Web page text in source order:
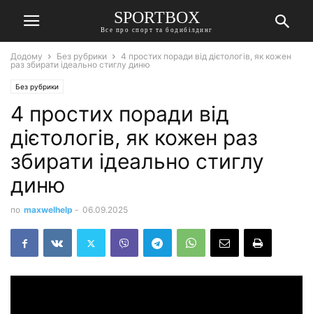
SPORTBOX
Все про спорт та бодибілдинг
Додому Без рубрики
4 простих поради від дієтологів, як кожен
раз збирати ідеально стиглу диню
Без рубрики
4 простих поради від
дієтологів, як кожен раз
збирати ідеально стиглу
диню
по maxwelhelp - 06.09.2025